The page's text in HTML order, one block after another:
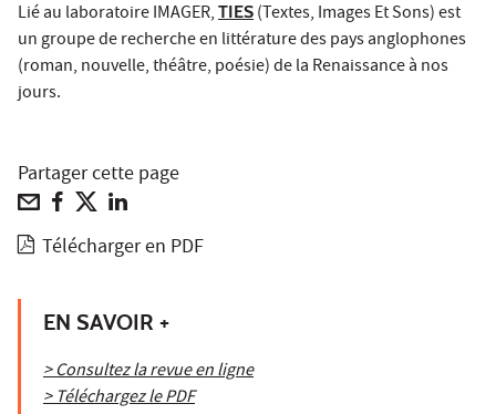
Lié au laboratoire IMAGER, TIES (Textes, Images Et Sons) est
un groupe de recherche en littérature des pays anglophones
(roman, nouvelle, théâtre, poésie) de la Renaissance à nos
jours.
Partager cette page
Télécharger en PDF
EN SAVOIR +
> Consultez la revue en ligne
> Téléchargez le PDF